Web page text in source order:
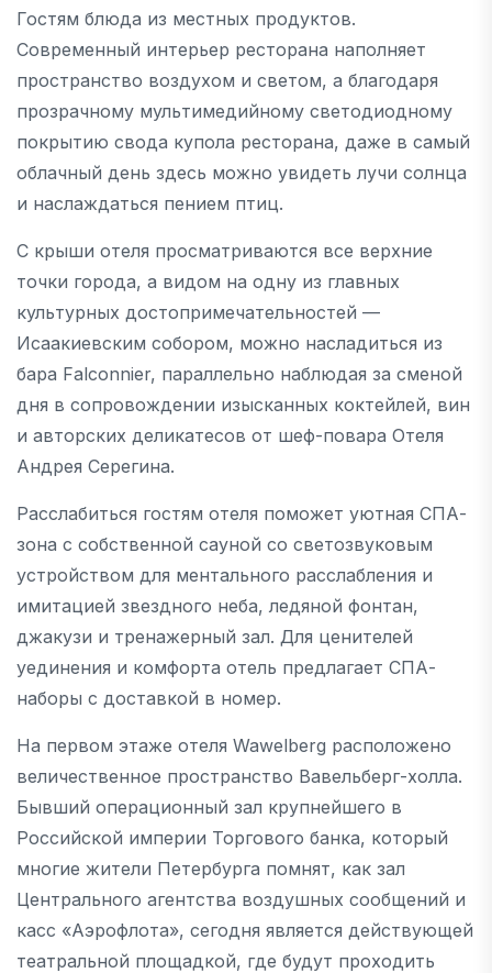
Гостям блюда из местных продуктов.
Современный интерьер ресторана наполняет
пространство воздухом и светом, а благодаря
прозрачному мультимедийному светодиодному
покрытию свода купола ресторана, даже в самый
облачный день здесь можно увидеть лучи солнца
и наслаждаться пением птиц.
С крыши отеля просматриваются все верхние
точки города, а видом на одну из главных
культурных достопримечательностей —
Исаакиевским собором, можно насладиться из
бара Falconnier, параллельно наблюдая за сменой
дня в сопровождении изысканных коктейлей, вин
и авторских деликатесов от шеф-повара Отеля
Андрея Серегина.
Расслабиться гостям отеля поможет уютная СПА-
зона с собственной сауной со светозвуковым
устройством для ментального расслабления и
имитацией звездного неба, ледяной фонтан,
джакузи и тренажерный зал. Для ценителей
уединения и комфорта отель предлагает СПА-
наборы с доставкой в номер.
На первом этаже отеля Wawelberg расположено
величественное пространство Вавельберг-холла.
Бывший операционный зал крупнейшего в
Российской империи Торгового банка, который
многие жители Петербурга помнят, как зал
Центрального агентства воздушных сообщений и
касс «Аэрофлота», сегодня является действующей
театральной площадкой, где будут проходить